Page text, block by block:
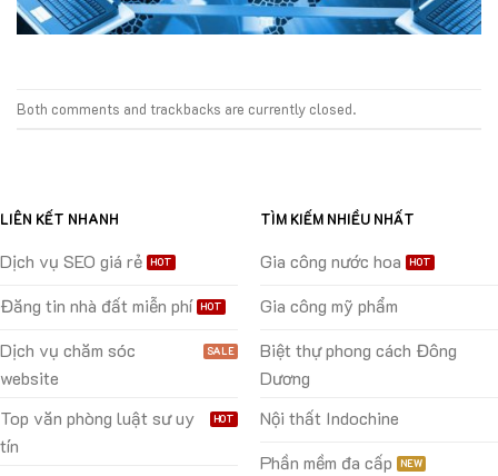
Both comments and trackbacks are currently closed.
LIÊN KẾT NHANH
Dịch vụ SEO giá rẻ
Đăng tin nhà đất miễn phí
Dịch vụ chăm sóc
website
Top văn phòng luật sư uy
tín
TÌM KIẾM NHIỀU NHẤT
Gia công nước hoa
Gia công mỹ phẩm
Biệt thự phong cách Đông
Dương
Nội thất Indochine
Phần mềm đa cấp